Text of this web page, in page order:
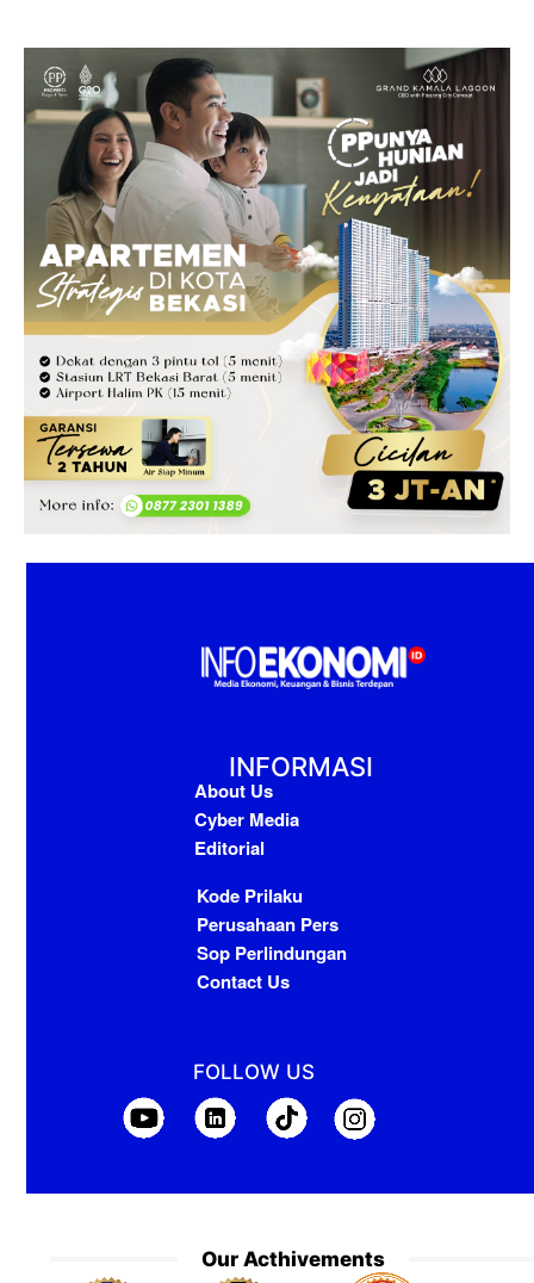
INFORMASI
About Us
Cyber Media
Editorial
Kode Prilaku
Perusahaan Pers
Sop Perlindungan
Contact Us
FOLLOW US
Our Acthivements